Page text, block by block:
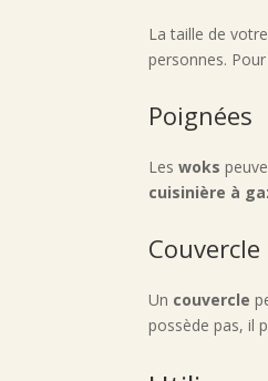
La taille de
personnes.
Poignées
Leswoks
cuisinière à
Couvercle
Un couvercle
possède pas, il